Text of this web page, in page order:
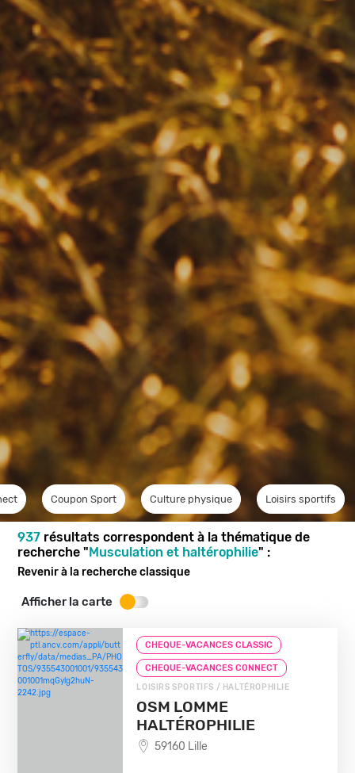
Coupon Sport Culture physique Loisirs sportifs
937 résultats correspondent à la thématique de
recherche "Musculation et haltérophilie" :
Revenir à la recherche classique
Afficher la carte
CHEQUE-VACANCES CLASSIC
CHEQUE-VACANCES CONNECT
LOISIRS SPORTIFS / HALTÉROPHILIE
OSM LOMME
HALTÉROPHILIE
59160 Lille